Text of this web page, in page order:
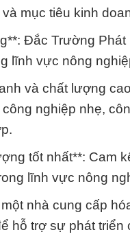
mục tiêu kinh
Đắc Trường
lĩnh vực nông
và chất lượng
nghiệp nhẹ,
tốt nhất**: Cam
lĩnh vực nông
nhà cung cấp
hỗ trợ sự phát